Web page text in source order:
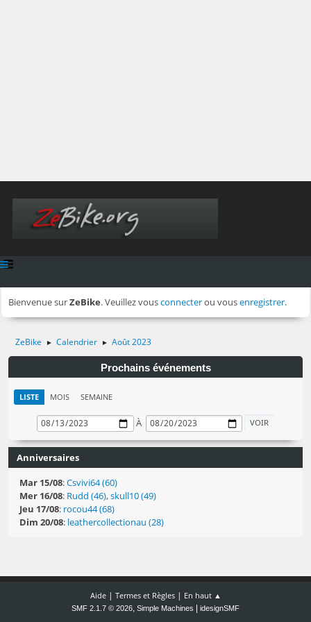
Bienvenue surZeBike. Veuillez vousconnecterou vousenregistrer.
ZeBike ► Calendrier ► Août 2023
Prochains événements
LISTE MOIS SEMAINE
À
Anniversaires
Mar 15/08:Csvivi64 (60)
Mer 16/08: Rudd (46),skull10 (49)
Jeu 17/08: rocou44 (68)
Dim 20/08: leathercollectionau (28)
Aide| Termes et Règles| En haut ▲
SMF 2.1.7 © 2026, Simple Machines idesignSMF